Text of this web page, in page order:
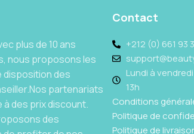
plus de 10 ans
nous proposons les
disposition des
partenariats
des prix discount.
des
Contact
+212 (0) 661 93
Lundi à vendredi
13h
Conditions
Politique de
Politique de